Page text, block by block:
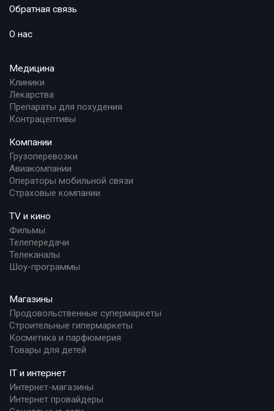
Обратная связь
О нас
Медицина
Клиники
Лекарства
Препараты для похудения
Контрацептивы
Компании
Грузоперевозки
Авиакомпании
Операторы мобильной связи
Страховые компании
TV и кино
Фильмы
Телепередачи
Телеканалы
Шоу-программы
Магазины
Продовольственные супермаркеты
Строительные гипермаркеты
Косметика и парфюмерия
Товары для детей
IT и интернет
Интернет-магазины
Интернет провайдеры